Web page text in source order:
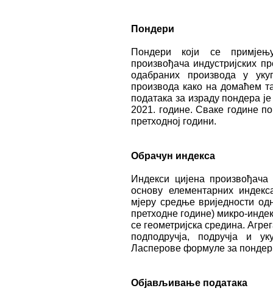
Пондери
Пондери који се
произвођача индустријских
одабраних производа у
производа како на домаћем
података за израду пондера
2021. године. Сваке године
претходној години.
Обрачун индекса
Индекси цијена произвођача
основу елементарних
мјеру средње вриједности
претходне године) микро-
се геометријска средина.
подподручја, подручја и
Ласперове формуле за
Објављивање података